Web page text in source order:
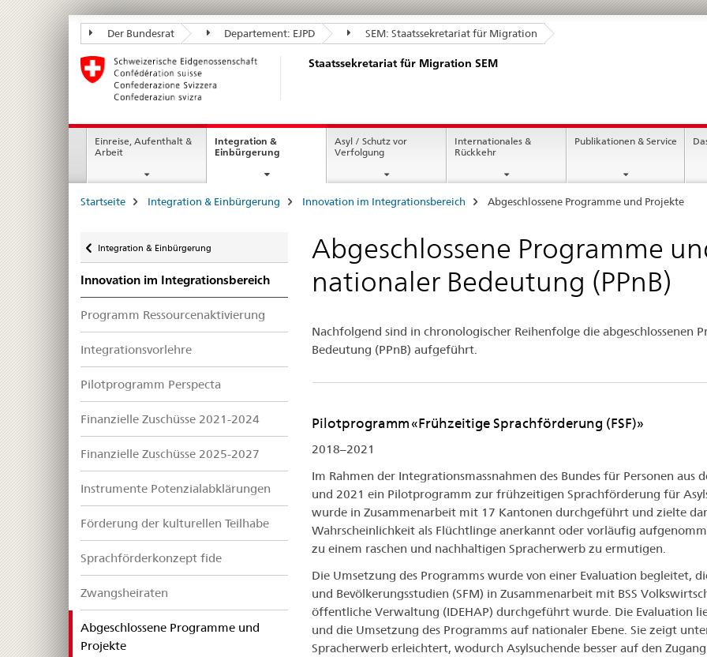
Staatssekretariat
für
Migration
SEM
Der Bundesrat Departement: EJPD SEM: Staatssekretariat für Migration
Staatssekretariat für Migration SEM
Hauptnavigation
Einreise, Aufenthalt &
Arbeit
Integration &
Einbürgerung
Asyl / Schutz vor
Verfolgung
Internationales &
Rückkehr
Publikationen & Service
Seitenpfad
Startseite Integration & Einbürgerung Innovation im Integrationsbereich Abgeschlossene Programme und Projekte
Integration & Einbürgerung
Innovation im Integrationsbereich
Programm Ressourcenaktivierung
Integrationsvorlehre
Pilotprogramm Perspecta
Finanzielle Zuschüsse 2021-2024
Finanzielle Zuschüsse 2025-2027
Instrumente Potenzialabklärungen
Förderung der kulturellen Teilhabe
Sprachförderkonzept fide
Zwangsheiraten
Abgeschlossene Programme und
Projekteselected
Abgeschlossene Programme
nationaler Bedeutung (PPnB)
Nachfolgend sind in chronologischer Reihenfolge die abgeschlossenen
Bedeutung (PPnB) aufgeführt.
Pilotprogramm «Frühzeitige Sprachförderung (FSF)»
2018–2021
Im Rahmen der Integrationsmassnahmen des Bundes für Personen aus
und 2021 ein Pilotprogramm zur frühzeitigen Sprachförderung für
wurde in Zusammenarbeit mit 17 Kantonen durchgeführt und zielte
Wahrscheinlichkeit als Flüchtlinge anerkannt oder vorläufig
zu einem raschen und nachhaltigen Spracherwerb zu ermutigen.
Die Umsetzung des Programms wurde von einer Evaluation begleitet,
und Bevölkerungsstudien (SFM) in Zusammenarbeit mit BSS
öffentliche Verwaltung (IDEHAP) durchgeführt wurde. Die Evaluation
und die Umsetzung des Programms auf nationaler Ebene. Sie zeigt
Spracherwerb erleichtert, wodurch Asylsuchende besser auf den